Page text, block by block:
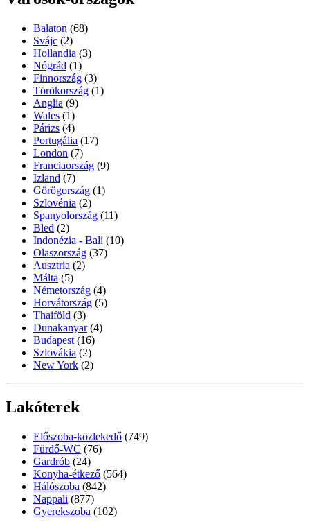
Balaton (68)
Svájc (2)
Hollandia (3)
Nógrád (1)
Finnország (3)
Törökország (1)
Anglia (9)
Wales (1)
Párizs (4)
Portugália (17)
London (7)
Franciaország (9)
Izland (7)
Görögország (1)
Szlovénia (2)
Spanyolország (11)
Bled (2)
Indonézia - Bali (10)
Olaszország (37)
Ausztria (2)
Málta (5)
Németország (4)
Horvátország (5)
Thaiföld (3)
Dunakanyar (4)
Budapest (16)
Szlovákia (2)
New York (2)
Lakóterek
Előszoba-közlekedő (749)
Fürdő-WC (76)
Gardrób (24)
Konyha-étkező (564)
Hálószoba (842)
Nappali (877)
Gyerekszoba (102)